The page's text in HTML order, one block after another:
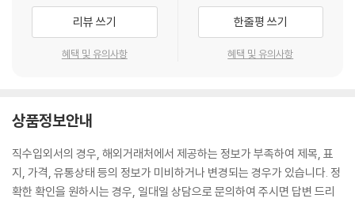
리뷰 쓰기
혜택 및 유의사항
한줄평 쓰기
혜택 및 유의사항
상품정보안내
직수입외서의 경우, 해외거래처에서 제공하는 정보가 부족하여 제목, 표
지, 가격, 유통상태 등의 정보가 미비하거나 변경되는 경우가 있습니다. 정
확한 확인을 원하시는 경우, 일대일 상담으로 문의하여 주시면 답변 드리